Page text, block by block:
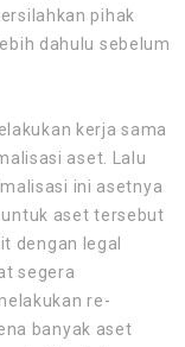
pihak
dahulu sebelum
kerja sama
aset. Lalu
ini asetnya
aset tersebut
dengan legal
segera
re-
banyak aset